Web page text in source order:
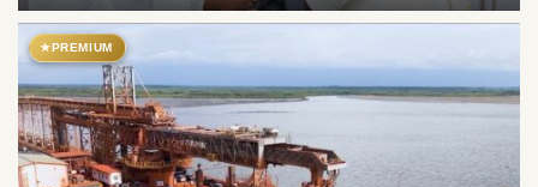
★ PREMIUM